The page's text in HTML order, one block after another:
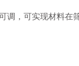
可实现材料在筛